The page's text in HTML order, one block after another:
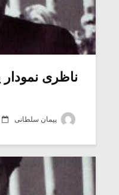
ناظری
پیمان سلطانی